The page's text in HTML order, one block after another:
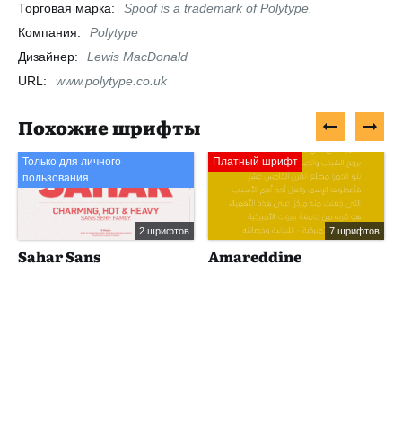
Торговая марка:
Spoof is a trademark of Polytype.
Компания:
Polytype
Дизайнер:
Lewis MacDonald
URL:
www.polytype.co.uk
Похожие шрифты
Только для личного
пользования
2 шрифтов
Sahar Sans
Платный шрифт
7 шрифтов
Amareddine